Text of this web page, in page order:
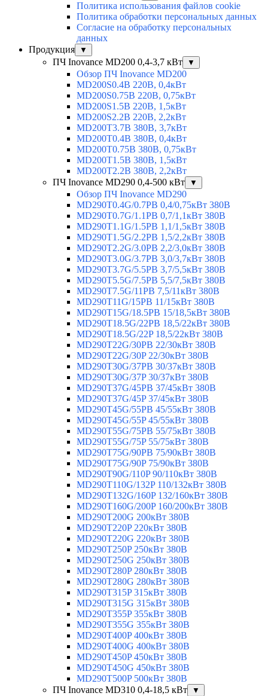
Политика использования файлов cookie
Политика обработки персональных данных
Согласие на обработку персональных
данных
Продукция
▼
ПЧ Inovance MD200 0,4-3,7 кВт ▼
Обзор ПЧ Inovance MD200
MD200S0.4B 220В, 0,4кВт
MD200S0.75B 220В, 0,75кВт
MD200S1.5B 220В, 1,5кВт
MD200S2.2B 220В, 2,2кВт
MD200T3.7B 380В, 3,7кВт
MD200T0.4B 380В, 0,4кВт
MD200T0.75B 380В, 0,75кВт
MD200T1.5B 380В, 1,5кВт
MD200T2.2B 380В, 2,2кВт
ПЧ Inovance MD290 0,4-500 кВт
▼
Обзор ПЧ Inovance MD290
MD290T0.4G/0.7PB 0,4/0,75кВт 380В
MD290T0.7G/1.1PB 0,7/1,1кВт 380В
MD290T1.1G/1.5PB 1,1/1,5кВт 380В
MD290T1.5G/2.2PB 1,5/2,2кВт 380В
MD290T2.2G/3.0PB 2,2/3,0кВт 380В
MD290T3.0G/3.7PB 3,0/3,7кВт 380В
MD290T3.7G/5.5PB 3,7/5,5кВт 380В
MD290T5.5G/7.5PB 5,5/7,5кВт 380В
MD290T7.5G/11PB 7,5/11кВт 380В
MD290T11G/15PB 11/15кВт 380В
MD290T15G/18.5PB 15/18,5кВт 380В
MD290T18.5G/22PB 18,5/22кВт 380В
MD290T18.5G/22P 18,5/22кВт 380В
MD290T22G/30PB 22/30кВт 380В
MD290T22G/30P 22/30кВт 380В
MD290T30G/37PB 30/37кВт 380В
MD290T30G/37P 30/37кВт 380В
MD290T37G/45PB 37/45кВт 380В
MD290T37G/45P 37/45кВт 380В
MD290T45G/55PB 45/55кВт 380В
MD290T45G/55P 45/55кВт 380В
MD290T55G/75PB 55/75кВт 380В
MD290T55G/75P 55/75кВт 380В
MD290T75G/90PB 75/90кВт 380В
MD290T75G/90P 75/90кВт 380В
MD290T90G/110P 90/110кВт 380В
MD290T110G/132P 110/132кВт 380В
MD290T132G/160P 132/160кВт 380В
MD290T160G/200P 160/200кВт 380В
MD290T200G 200кВт 380В
MD290T220P 220кВт 380В
MD290T220G 220кВт 380В
MD290T250P 250кВт 380В
MD290T250G 250кВт 380В
MD290T280P 280кВт 380В
MD290T280G 280кВт 380В
MD290T315P 315кВт 380В
MD290T315G 315кВт 380В
MD290T355P 355кВт 380В
MD290T355G 355кВт 380В
MD290T400P 400кВт 380В
MD290T400G 400кВт 380В
MD290T450P 450кВт 380В
MD290T450G 450кВт 380В
MD290T500P 500кВт 380В
ПЧ Inovance MD310 0,4-18,5 кВт
▼